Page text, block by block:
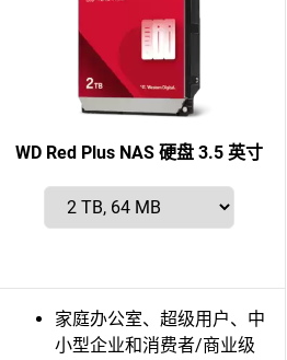
WD Red Plus NAS 硬盘 3.5 英寸
家庭办公室、超级用户、中
小型企业和消费者/商业级